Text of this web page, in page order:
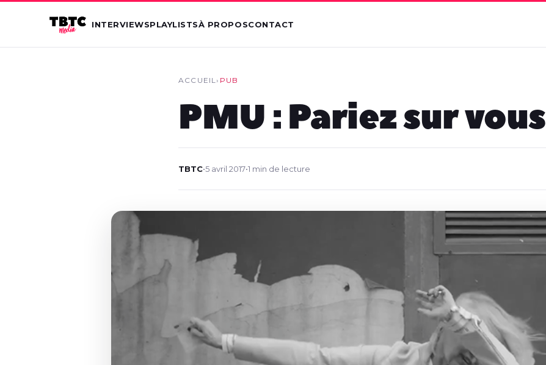
INTERVIEWSPLAYLISTSÀ PROPOSCONTACT
ACCUEIL› PUB
PMU : Pariez sur vous
TBTC•5 avril 2017•1 min de lecture